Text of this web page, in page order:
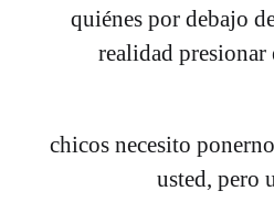
quiénes por debajo
realidad
“chicos necesito
usted, pero